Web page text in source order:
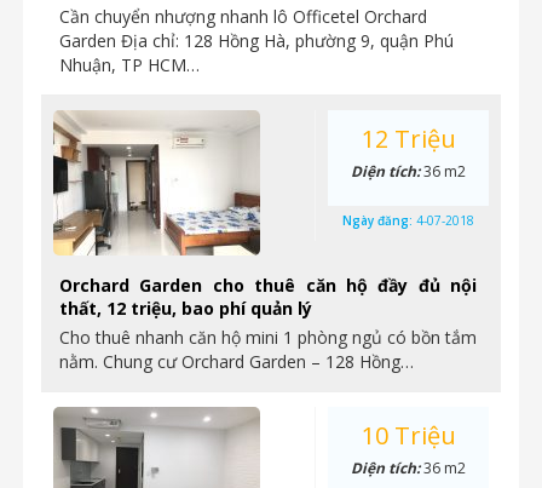
Cần chuyển nhượng nhanh lô Officetel Orchard
Garden Địa chỉ: 128 Hồng Hà, phường 9, quận Phú
Nhuận, TP HCM…
Orchard Garden cho thuê căn hộ đầy đủ nội
thất, 12 triệu, bao phí quản lý
Cho thuê nhanh căn hộ mini 1 phòng ngủ có bồn tắm
nằm. Chung cư Orchard Garden – 128 Hồng…
12 Triệu
Diện tích:36 m2
Ngày đăng: 4-07-2018
10 Triệu
Diện tích:36 m2